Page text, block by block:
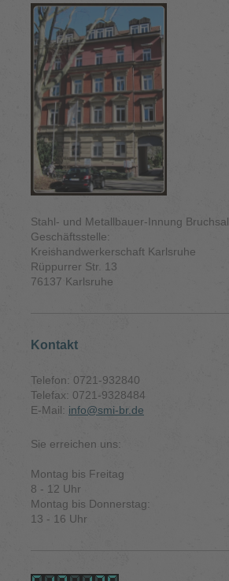
Stahl- und Metallbauer-Innung Bruchsal
Geschäftsstelle:
Kreishandwerkerschaft Karlsruhe
Rüppurrer Str. 13
76137 Karlsruhe
Kontakt
Telefon: 0721-932840
Telefax: 0721-9328484
E-Mail: info@smi-br.de
Sie erreichen uns:
Montag bis Freitag
8 - 12 Uhr
Montag bis Donnerstag:
13 - 16 Uhr